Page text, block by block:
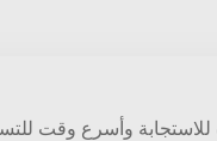
وأسرع وقت